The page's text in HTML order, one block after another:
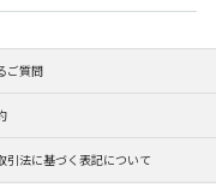
ご質問
引法に基づく表記について